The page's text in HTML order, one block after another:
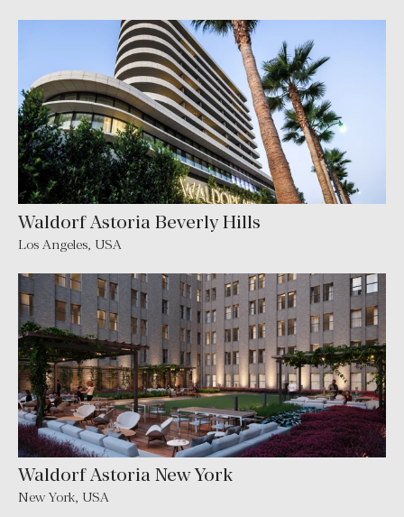
Waldorf Astoria Beverly Hills
Los Angeles, USA
Waldorf Astoria New York
New York, USA